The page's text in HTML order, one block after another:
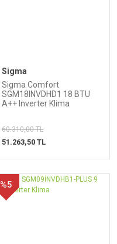
Sigma
Sigma Comfort
SGM18INVDHD1 18 BTU
A++ Inverter Klima
60.310,00 TL
51.263,50 TL
%5